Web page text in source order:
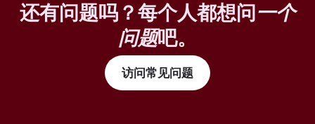
还有问题吗？每个人都想问一个
问题吧。
访问常见问题